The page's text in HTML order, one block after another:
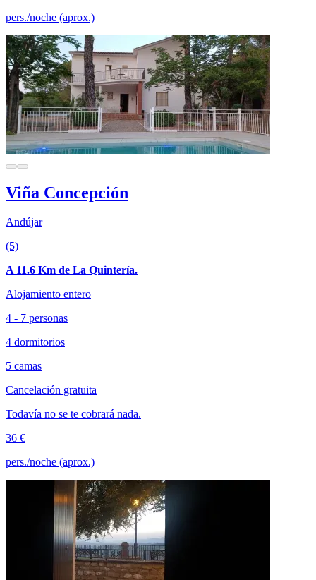
pers./noche (aprox.)
Viña Concepción
Andújar
(5)
A 11.6 Km de La Quintería.
Alojamiento entero
4 - 7 personas
4 dormitorios
5 camas
Cancelación gratuita
Todavía no se te cobrará nada.
36 €
pers./noche (aprox.)